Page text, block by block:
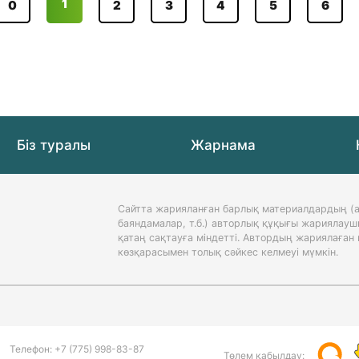
0 1 2 3 4 5 6
Біз туралы Жарнама
Сайтта жарияланған барлық материалдардың
баяндамалар, т.б.) авторлық құқығы
қатаң сақтауға міндетті. Автордың
көзқарасымен толық сәйкес келмеуі мүмкін.
Телефон: +7 (775) 998-83-87
Төлем қабылдау: